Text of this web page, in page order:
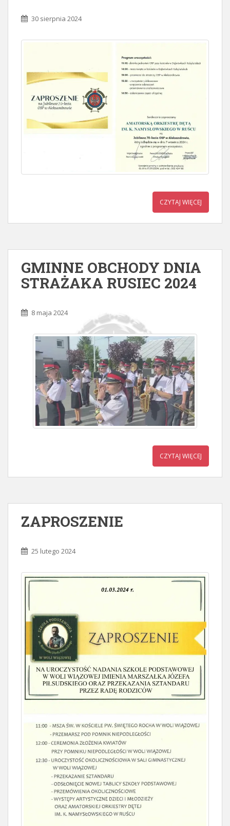
30 sierpnia 2024
CZYTAJ WIĘCEJ
GMINNE OBCHODY DNIA
STRAŻAKA RUSIEC 2024
8 maja 2024
CZYTAJ WIĘCEJ
ZAPROSZENIE
25 lutego 2024